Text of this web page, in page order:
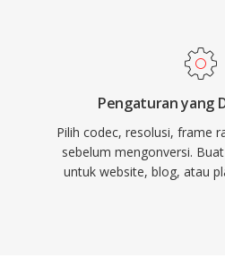
Pengaturan yang
Pilih codec, resolusi, frame
sebelum mengonversi.
untuk website, blog, atau